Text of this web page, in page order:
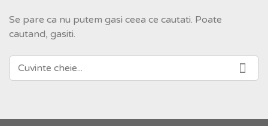
Se pare ca nu putem gasi ceea ce cautati. Poate
cautand, gasiti.
CAUTARE
PENTRU: